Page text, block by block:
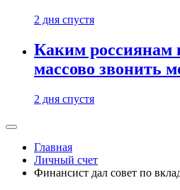
2 дня спустя
Каким россиянам
массово звонить
2 дня спустя
Главная
Личный счет
Финансист дал совет по